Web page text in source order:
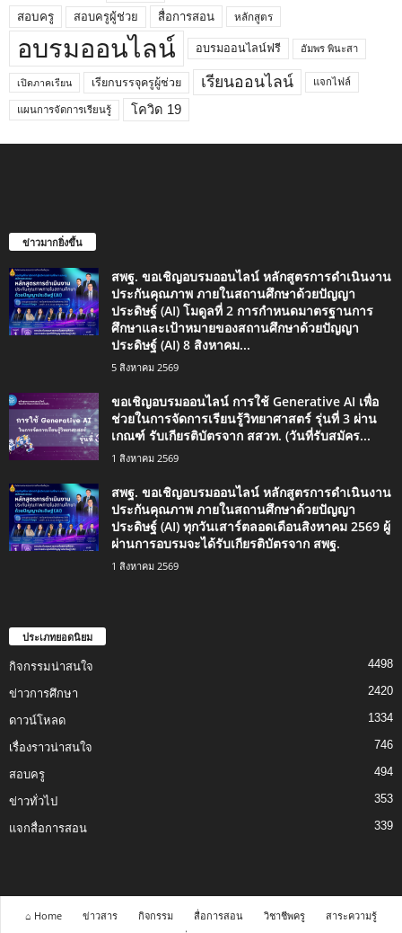
สอบครู สอบครูผู้ช่วย สื่อการสอน หลักสูตร
อบรมออนไลน์ อบรมออนไลน์ฟรี อัมพร พินะสา
เปิดภาคเรียน เรียกบรรจุครูผู้ช่วย เรียนออนไลน์ แจกไฟล์
แผนการจัดการเรียนรู้ โควิด 19
ข่าวมากยิ่งขึ้น
สพฐ. ขอเชิญอบรมออนไลน์ หลักสูตรการดำเนินงาน
ประกันคุณภาพ ภายในสถานศึกษาด้วยปัญญา
ประดิษฐ์ (AI) โมดูลที่ 2 การกำหนดมาตรฐานการ
ศึกษาและเป้าหมายของสถานศึกษาด้วยปัญญา
ประดิษฐ์ (AI) 8 สิงหาคม...
5 สิงหาคม 2569
ขอเชิญอบรมออนไลน์ การใช้ Generative AI เพื่อ
ช่วยในการจัดการเรียนรู้วิทยาศาสตร์ รุ่นที่ 3 ผ่าน
เกณฑ์ รับเกียรติบัตรจาก สสวท. (วันที่รับสมัคร...
1 สิงหาคม 2569
สพฐ. ขอเชิญอบรมออนไลน์ หลักสูตรการดำเนินงาน
ประกันคุณภาพ ภายในสถานศึกษาด้วยปัญญา
ประดิษฐ์ (AI) ทุกวันเสาร์ตลอดเดือนสิงหาคม 2569 ผู้
ผ่านการอบรมจะได้รับเกียรติบัตรจาก สพฐ.
1 สิงหาคม 2569
ประเภทยอดนิยม
กิจกรรมน่าสนใจ 4498
ข่าวการศึกษา 2420
ดาวน์โหลด 1334
เรื่องราวน่าสนใจ 746
สอบครู 494
ข่าวทั่วไป 353
แจกสื่อการสอน 339
⌂ Home ข่าวสาร กิจกรรม สื่อการสอน วิชาชีพครู
สาระความรู้